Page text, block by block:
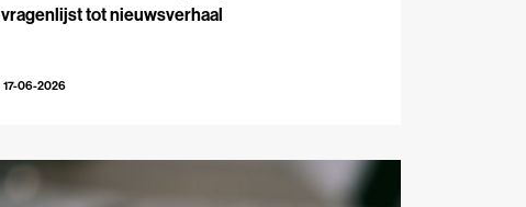
vragenlijst tot nieuwsverhaal
17-06-2026